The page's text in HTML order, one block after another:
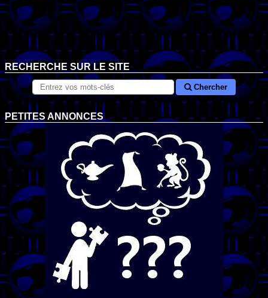
RECHERCHE SUR LE SITE
Chercher
PETITES ANNONCES